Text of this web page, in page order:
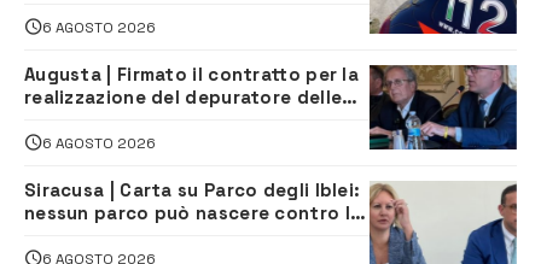
6 AGOSTO 2026
Augusta | Firmato il contratto per la
realizzazione del depuratore delle
6 AGOSTO 2026
Siracusa | Carta su Parco degli Iblei:
nessun parco può nascere contro le
6 AGOSTO 2026